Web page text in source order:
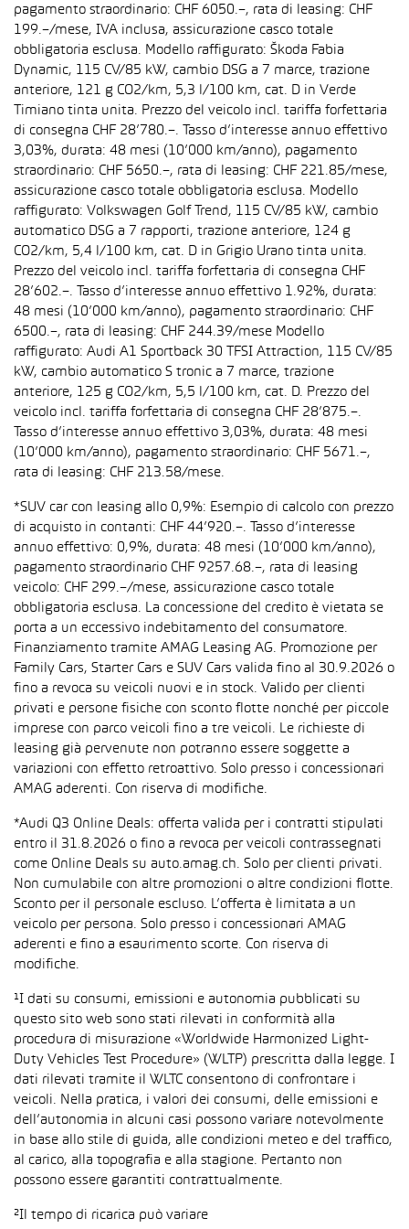
pagamento straordinario: CHF 6050.–, rata di leasing: CHF
199.–/mese, IVA inclusa, assicurazione casco totale
obbligatoria esclusa. Modello raffigurato: Škoda Fabia
Dynamic, 115 CV/85 kW, cambio DSG a 7 marce, trazione
anteriore, 121 g CO2/km, 5,3 l/100 km, cat. D in Verde
Timiano tinta unita. Prezzo del veicolo incl. tariffa forfettaria
di consegna CHF 28’780.–. Tasso d’interesse annuo effettivo
3,03%, durata: 48 mesi (10’000 km/anno), pagamento
straordinario: CHF 5650.–, rata di leasing: CHF 221.85/mese,
assicurazione casco totale obbligatoria esclusa. Modello
raffigurato: Volkswagen Golf Trend, 115 CV/85 kW, cambio
automatico DSG a 7 rapporti, trazione anteriore, 124 g
CO2/km, 5,4 l/100 km, cat. D in Grigio Urano tinta unita.
Prezzo del veicolo incl. tariffa forfettaria di consegna CHF
28’602.–. Tasso d’interesse annuo effettivo 1.92%, durata:
48 mesi (10’000 km/anno), pagamento straordinario: CHF
6500.–, rata di leasing: CHF 244.39/mese Modello
raffigurato: Audi A1 Sportback 30 TFSI Attraction, 115 CV/85
kW, cambio automatico S tronic a 7 marce, trazione
anteriore, 125 g CO2/km, 5,5 l/100 km, cat. D. Prezzo del
veicolo incl. tariffa forfettaria di consegna CHF 28’875.–.
Tasso d’interesse annuo effettivo 3,03%, durata: 48 mesi
(10’000 km/anno), pagamento straordinario: CHF 5671.–,
rata di leasing: CHF 213.58/mese.
*SUV car con leasing allo 0,9%: Esempio di calcolo con prezzo
di acquisto in contanti: CHF 44’920.–. Tasso d’interesse
annuo effettivo: 0,9%, durata: 48 mesi (10’000 km/anno),
pagamento straordinario CHF 9257.68.–, rata di leasing
veicolo: CHF 299.–/mese, assicurazione casco totale
obbligatoria esclusa. La concessione del credito è vietata se
porta a un eccessivo indebitamento del consumatore.
Finanziamento tramite AMAG Leasing AG. Promozione per
Family Cars, Starter Cars e SUV Cars valida fino al 30.9.2026 o
fino a revoca su veicoli nuovi e in stock. Valido per clienti
privati e persone fisiche con sconto flotte nonché per piccole
imprese con parco veicoli fino a tre veicoli. Le richieste di
leasing già pervenute non potranno essere soggette a
variazioni con effetto retroattivo. Solo presso i concessionari
AMAG aderenti. Con riserva di modifiche.
*Audi Q3 Online Deals: offerta valida per i contratti stipulati
entro il 31.8.2026 o fino a revoca per veicoli contrassegnati
come Online Deals su auto.amag.ch. Solo per clienti privati.
Non cumulabile con altre promozioni o altre condizioni flotte.
Sconto per il personale escluso. L’offerta è limitata a un
veicolo per persona. Solo presso i concessionari AMAG
aderenti e fino a esaurimento scorte. Con riserva di
modifiche.
¹I dati su consumi, emissioni e autonomia pubblicati su
questo sito web sono stati rilevati in conformità alla
procedura di misurazione «Worldwide Harmonized Light-
Duty Vehicles Test Procedure» (WLTP) prescritta dalla legge. I
dati rilevati tramite il WLTC consentono di confrontare i
veicoli. Nella pratica, i valori dei consumi, delle emissioni e
dell’autonomia in alcuni casi possono variare notevolmente
in base allo stile di guida, alle condizioni meteo e del traffico,
al carico, alla topografia e alla stagione. Pertanto non
possono essere garantiti contrattualmente.
²Il tempo di ricarica può variare